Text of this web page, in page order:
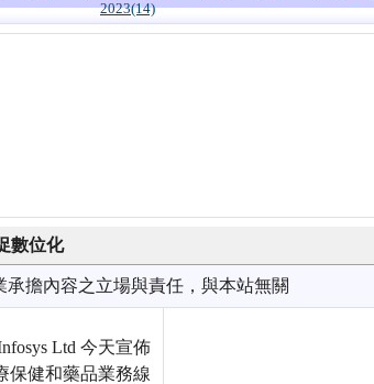
2023(14)
數位化
承擔內容之立場與責任，與本站無關
Ltd 今天宣佈
保健和藥品業務線